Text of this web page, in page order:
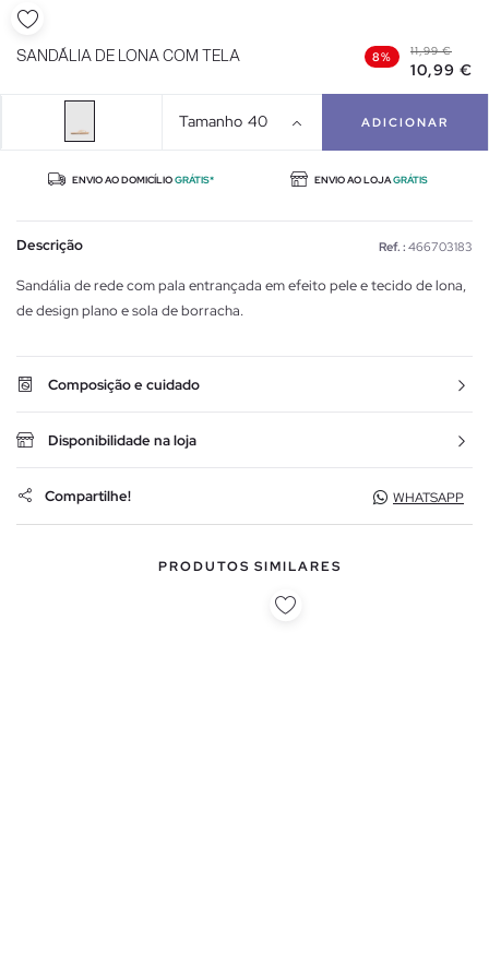
SANDÁLIA DE LONA COM TELA 8% 11,99 €
10,99 €
Tamanho 40 ADICIONAR
ENVIO AO DOMICÍLIOGRÁTIS* ENVIO AO LOJAGRÁTIS
Descrição Ref. : 466703183
Sandália de rede com pala entrançada em efeito pele e tecido de lona,
de design plano e sola de borracha.
Composição e cuidado
Disponibilidade na loja
Compartilhe! WHATSAPP
PRODUTOS SIMILARES